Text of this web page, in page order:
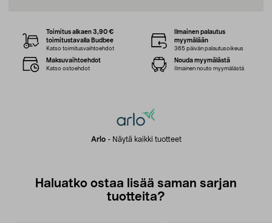
Arlo- Näytä kaikki tuotteet
Toimitus alkaen 3,90 €
toimitustavalla Budbee
Katso toimitusvaihtoehdot
Ilmainen palautus
myymälään
365 päivän palautusoikeus
Maksuvaihtoehdot
Katso ostoehdot
Nouda myymälästä
Ilmainen nouto myymälästä
Haluatko ostaa lisää saman sarjan
tuotteita?